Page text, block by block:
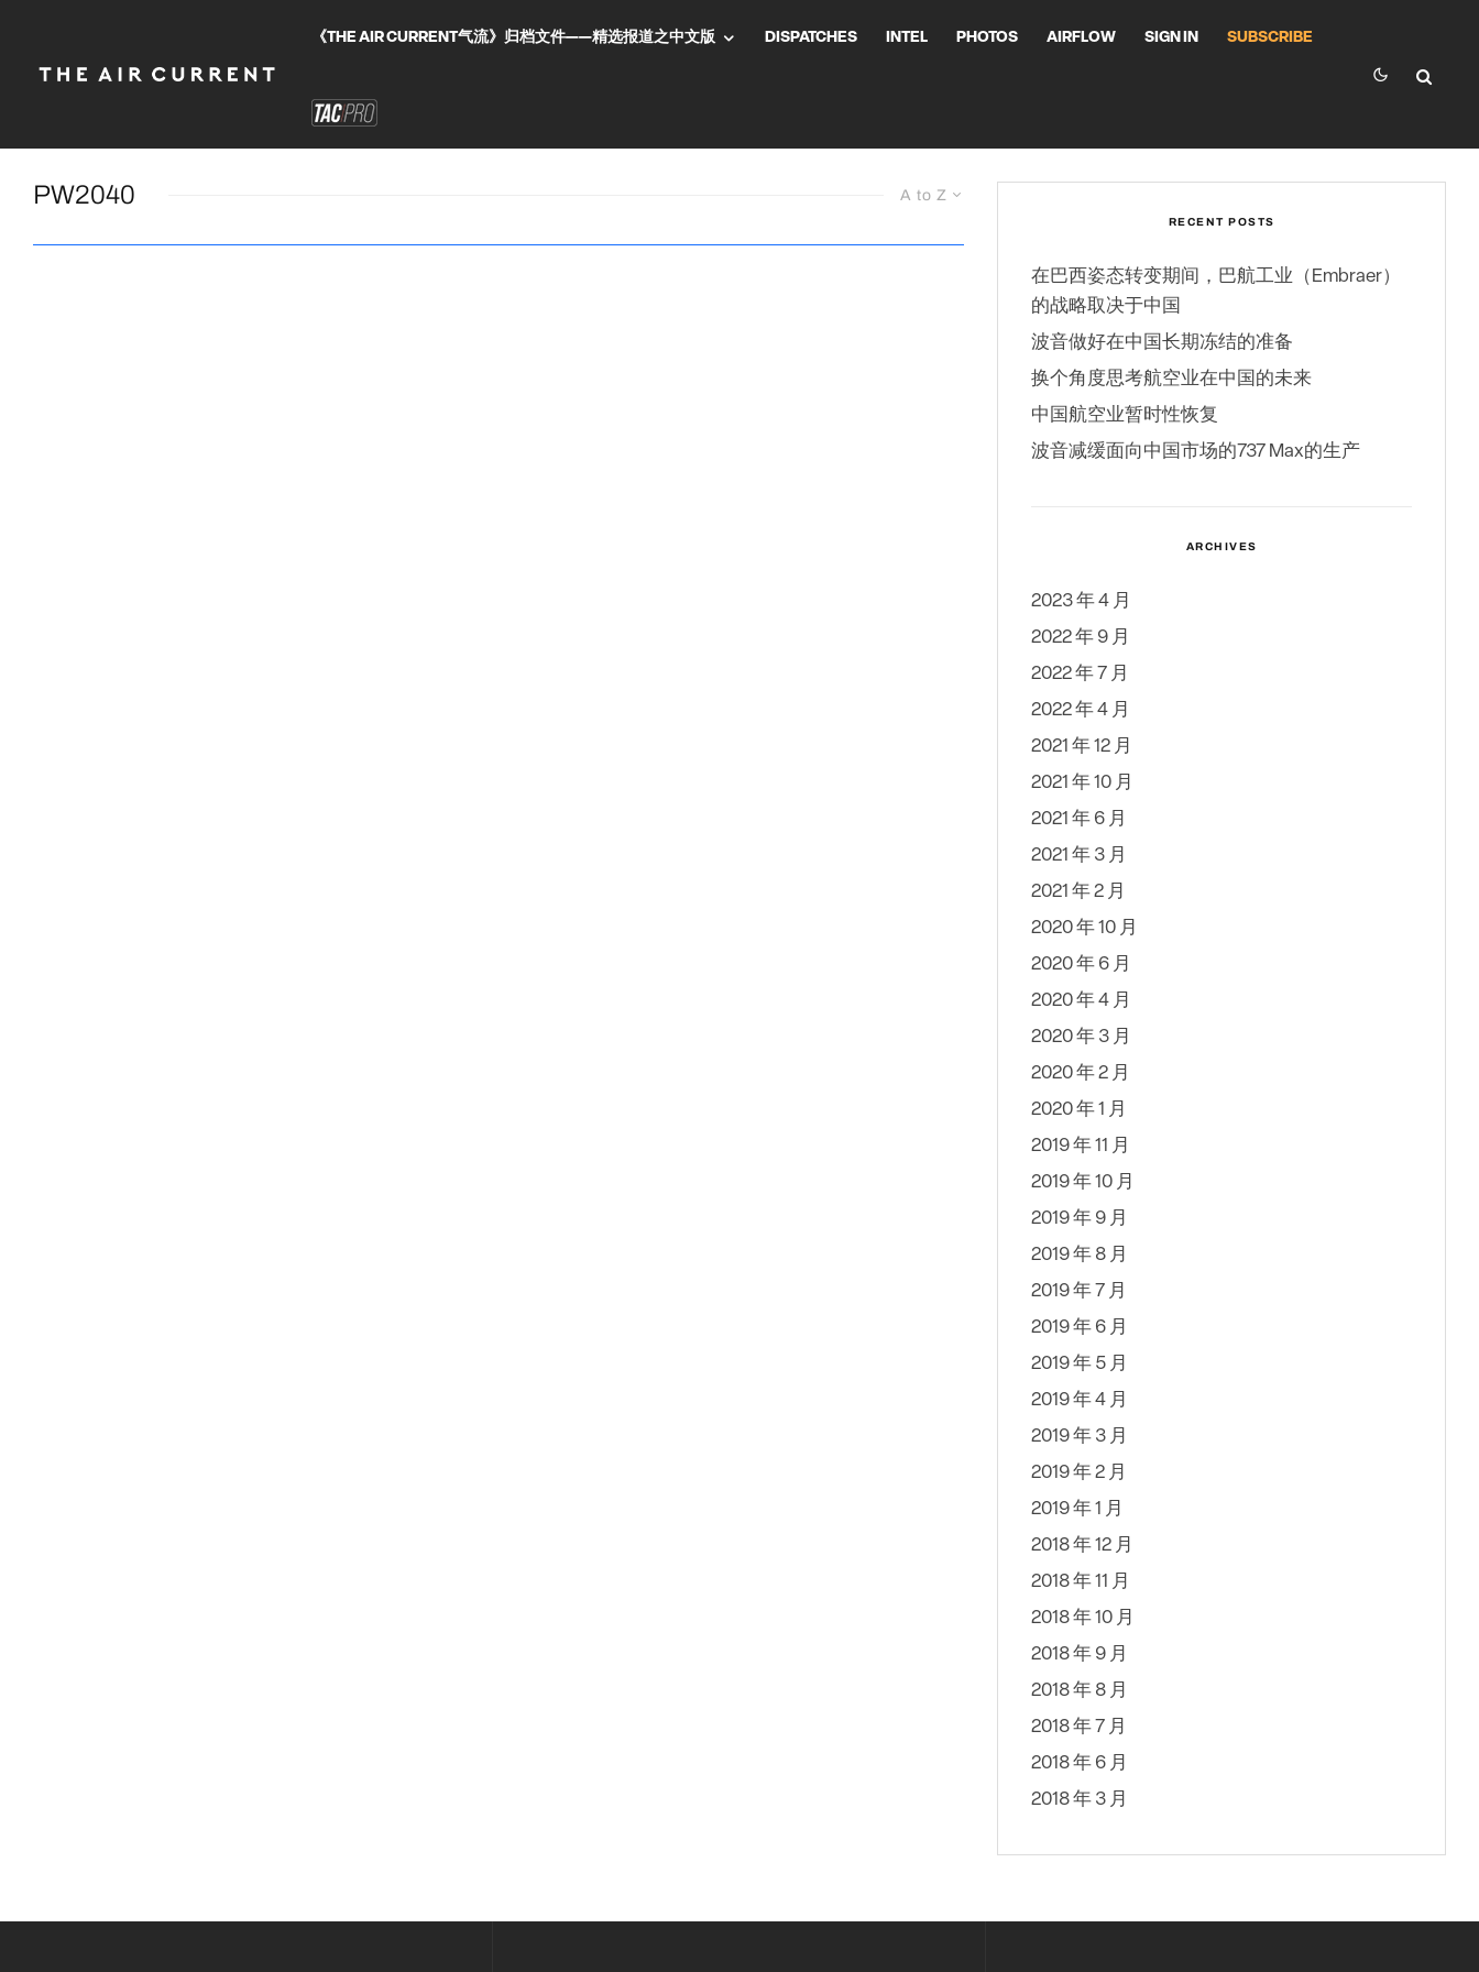
《THE AIR CURRENT气流》归档文件——精选报道之中文版 DISPATCHES INTEL PHOTOS AIRFLOW SIGN IN SUBSCRIBE
A to Z
PW2040
RECENT POSTS
在巴西姿态转变期间，巴航工业（Embraer）
的战略取决于中国
波音做好在中国长期冻结的准备
换个角度思考航空业在中国的未来
中国航空业暂时性恢复
波音减缓面向中国市场的737 Max的生产
ARCHIVES
2023 年 4 月
2022 年 9 月
2022 年 7 月
2022 年 4 月
2021 年 12 月
2021 年 10 月
2021 年 6 月
2021 年 3 月
2021 年 2 月
2020 年 10 月
2020 年 6 月
2020 年 4 月
2020 年 3 月
2020 年 2 月
2020 年 1 月
2019 年 11 月
2019 年 10 月
2019 年 9 月
2019 年 8 月
2019 年 7 月
2019 年 6 月
2019 年 5 月
2019 年 4 月
2019 年 3 月
2019 年 2 月
2019 年 1 月
2018 年 12 月
2018 年 11 月
2018 年 10 月
2018 年 9 月
2018 年 8 月
2018 年 7 月
2018 年 6 月
2018 年 3 月